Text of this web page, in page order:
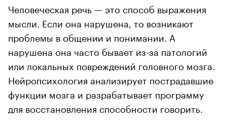
Человеческая речь — это способ выражения
мысли. Если она нарушена, то возникают
проблемы в общении и понимании. А
нарушена она часто бывает из-за патологий
или локальных повреждений головного мозга.
Нейропсихология анализирует пострадавшие
функции мозга и разрабатывает программу
для восстановления способности говорить.